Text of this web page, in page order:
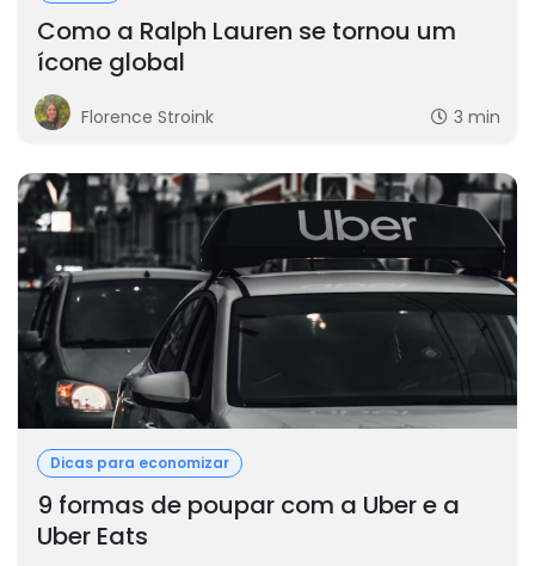
Como a Ralph Lauren se tornou um
ícone global
Florence Stroink 3 min
Dicas para economizar
9 formas de poupar com a Uber e a
Uber Eats